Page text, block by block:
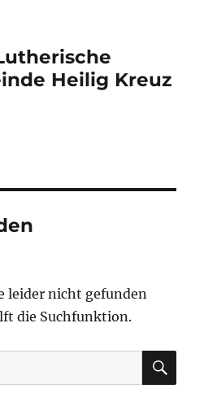
Heilig Kreuz
leider nicht gefunden
die Suchfunktion.